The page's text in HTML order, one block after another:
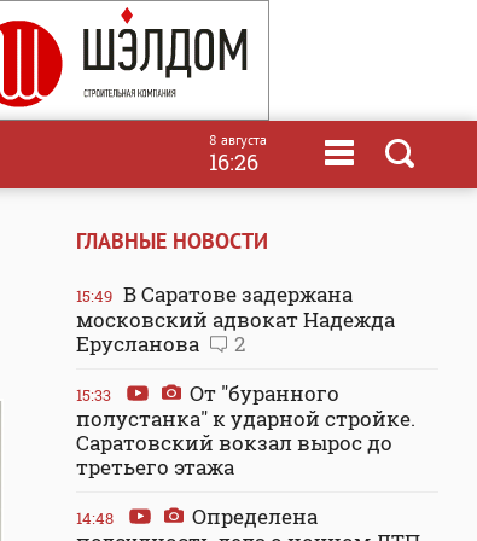
8 августа
16:26
ГЛАВНЫЕ НОВОСТИ
15:49 В Саратове задержана
московский адвокат Надежда
Ерусланова
2
15:33
От "буранного
полустанка" к ударной стройке.
Саратовский вокзал вырос до
третьего этажа
14:48
Определена